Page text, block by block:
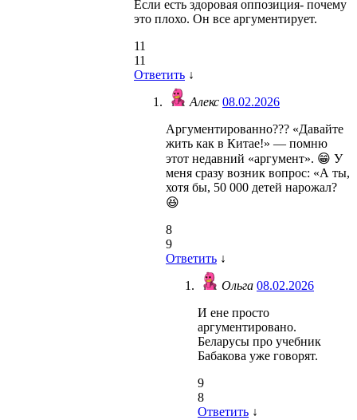
Если есть здоровая оппозиция- почему
это плохо. Он все аргументирует.
11
11
Ответить ↓
Алекс 08.02.2026
Аргументированно??? «Давайте
жить как в Китае!» — помню
этот недавний «аргумент». 😁 У
меня сразу возник вопрос: «А ты,
хотя бы, 50 000 детей нарожал?
😆
8
9
Ответить ↓
Ольга 08.02.2026
И ене просто
аргументировано.
Беларусы про учебник
Бабакова уже говорят.
9
8
Ответить ↓